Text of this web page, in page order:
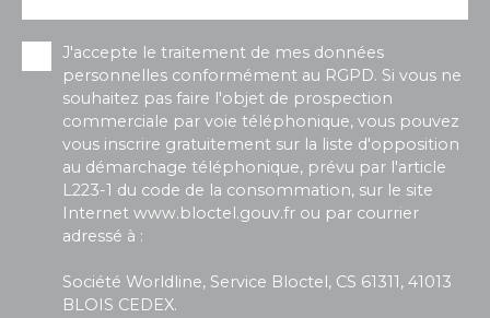
J'accepte le traitement de mes données
personnelles conformément au RGPD. Si vous ne
souhaitez pas faire l'objet de prospection
commerciale par voie téléphonique, vous pouvez
vous inscrire gratuitement sur la liste d'opposition
au démarchage téléphonique, prévu par l'article
L223-1 du code de la consommation, sur le site
Internet www.bloctel.gouv.fr ou par courrier
adressé à :
Société Worldline, Service Bloctel, CS 61311, 41013
BLOIS CEDEX.